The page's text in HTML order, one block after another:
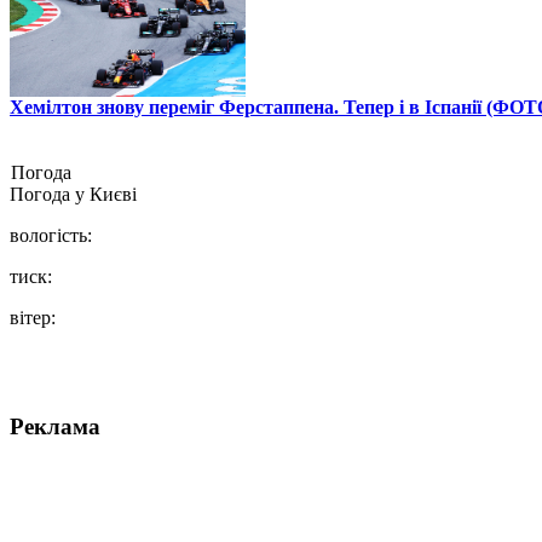
Хемілтон знову переміг Ферстаппена. Тепер і в Іспанії
Погода
Погода у Києві
вологість:
тиск:
вітер:
Реклама